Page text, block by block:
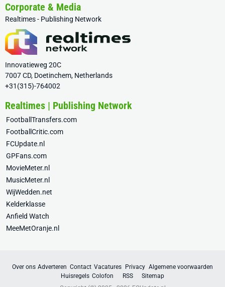
Corporate & Media
Realtimes - Publishing Network
Innovatieweg 20C
7007 CD, Doetinchem, Netherlands
+31(315)-764002
Realtimes | Publishing Network
FootballTransfers.com
FootballCritic.com
FCUpdate.nl
GPFans.com
MovieMeter.nl
MusicMeter.nl
WijWedden.net
Kelderklasse
Anfield Watch
MeeMetOranje.nl
Over ons Adverteren Contact Vacatures Privacy Algemene voorwaarden
Huisregels Colofon RSS
Sitemap